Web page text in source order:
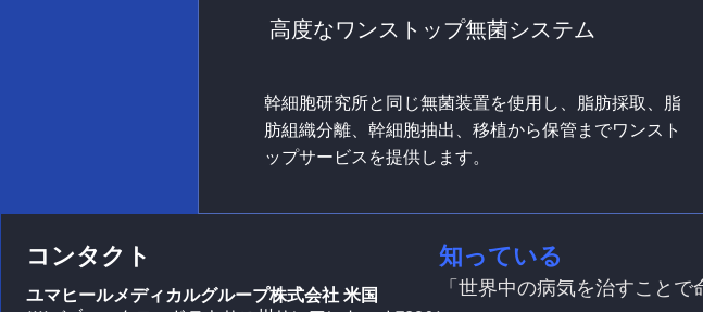
高度なワンストップ無菌システム
幹細胞研究所と同じ無菌装置を使用し、脂肪採取、脂
肪組織分離、幹細胞抽出、移植から保管までワンスト
ップサービスを提供します。
コンタクト
ユマヒールメディカルグループ株式会社 米国
知っている
「世界中の病気を治すことで